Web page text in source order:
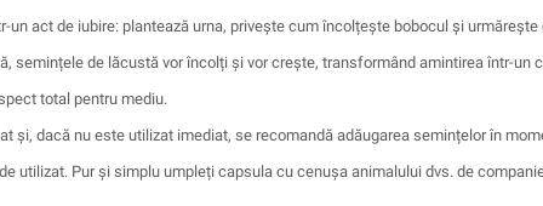
un act de iubire: plantează urna, privește cum încolțește bobocul și
semințele de lăcustă vor încolți și vor crește, transformând amintirea într-un
total pentru mediu.
și, dacă nu este utilizat imediat, se recomandă adăugarea semințelor în
utilizat. Pur și simplu umpleți capsula cu cenușa animalului dvs. de